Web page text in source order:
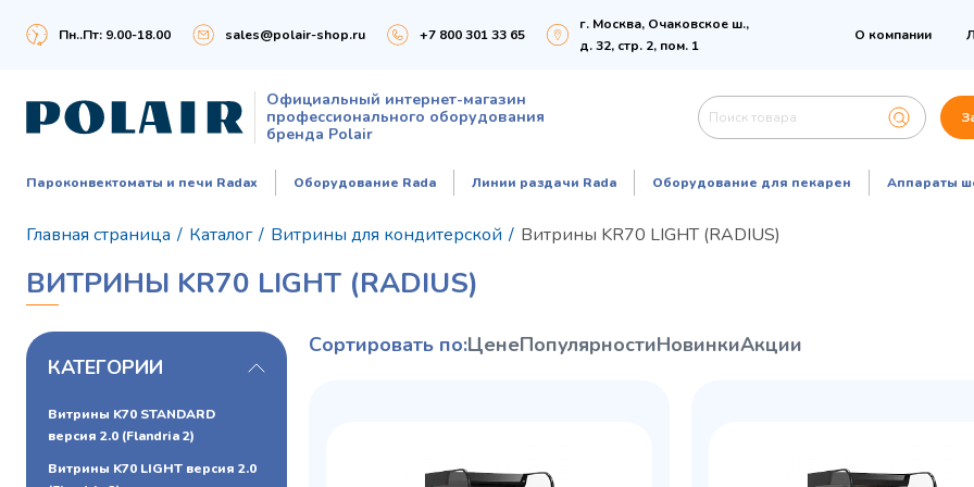
Пн..Пт: 9.00-18.00 sales@polair-shop.ru +7 800 301 33 65
г. Москва, Очаковское ш.,
д. 32, стр. 2, пом. 1
О компании
Официальный интернет-магазин
профессионального оборудования
бренда Polair
Пароконвектоматы и печи Radax Оборудование Rada Линии раздачи Rada Оборудование для пекарен Аппараты
Главная страница / Каталог / Витрины для кондитерской / Витрины KR70 LIGHT (RADIUS)
ВИТРИНЫ KR70 LIGHT (RADIUS)
КАТЕГОРИИ
Витрины K70 STANDARD
версия 2.0 (Flandria 2)
Витрины K70 LIGHT версия 2.0
Сортировать по:ЦенеПопулярностиНовинкиАкции